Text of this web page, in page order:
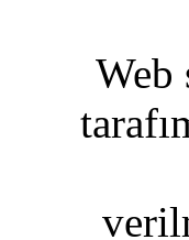
Web